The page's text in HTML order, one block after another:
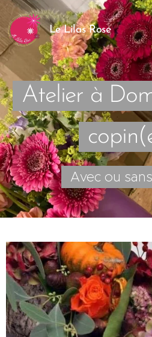
Le Lilas Rose
Atelier à
Avec ou